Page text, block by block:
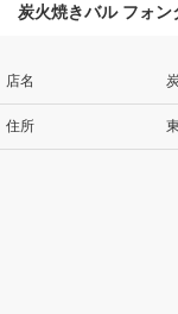
炭火焼きバル フォ
店名
住所